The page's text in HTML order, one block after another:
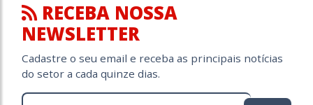
RECEBA NOSSA
NEWSLETTER
Cadastre o seu email e receba as principais notícias
do setor a cada quinze dias.